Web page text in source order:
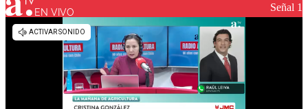
Los comentarios son moderados para garantizar un
diálogo respetuoso.
EN VIVO Señal 1